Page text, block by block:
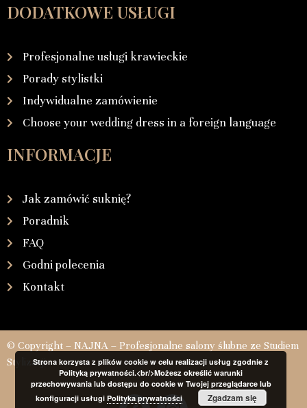
DODATKOWE USŁUGI
Profesjonalne usługi krawieckie
Porady stylistki
Indywidualne zamówienie
Choose your wedding dress in a foreign language
INFORMACJE
Jak zamówić suknię?
Poradnik
FAQ
Godni polecenia
Kontakt
© Copyright – NAJNA – Profesjonalne salony ślubne ze Studiem
StylizacjiStrona korzysta z plików cookie w celu realizacji usług zgodnie z
Polityką prywatności.<br/>Możesz określić warunki
przechowywania lub dostępu do cookie w Twojej przeglądarce lub
konfiguracji usługi Polityka prywatności Zgadzam się